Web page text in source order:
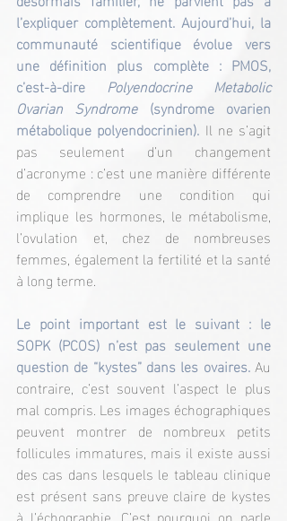
l’expliquer complètement. Aujourd’hui, la
communauté scientifique évolue vers
une définition plus complète : PMOS,
c’est-à-dire Polyendocrine Metabolic
Ovarian Syndrome (syndrome ovarien
métabolique polyendocrinien). Il ne s’agit
pas seulement d’un changement
d’acronyme : c’est une manière différente
de comprendre une condition qui
implique les hormones, le métabolisme,
l’ovulation et, chez de nombreuses
femmes, également la fertilité et la santé
à long terme.
Le point important est le suivant : le
SOPK (PCOS) n’est pas seulement une
question de “kystes” dans les ovaires. Au
contraire, c’est souvent l’aspect le plus
mal compris. Les images échographiques
peuvent montrer de nombreux petits
follicules immatures, mais il existe aussi
des cas dans lesquels le tableau clinique
est présent sans preuve claire de kystes